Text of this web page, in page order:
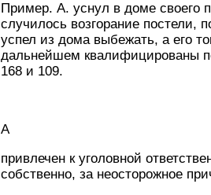
Пример. А. уснул в доме своего
случилось возгорание постели,
успел из дома выбежать, а его
дальнейшем квалифицированы
168 и 109.
А
привлечен к уголовной
собственно, за неосторожное